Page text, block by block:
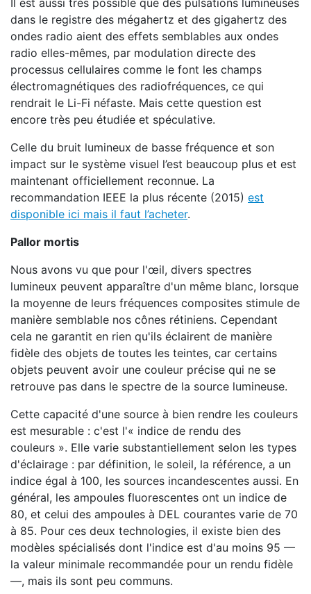
Il est aussi très possible que des pulsations lumineuses
dans le registre des mégahertz et des gigahertz des
ondes radio aient des effets semblables aux ondes
radio elles-mêmes, par modulation directe des
processus cellulaires comme le font les champs
électromagnétiques des radiofréquences, ce qui
rendrait le Li-Fi néfaste. Mais cette question est
encore très peu étudiée et spéculative.
Celle du bruit lumineux de basse fréquence et son
impact sur le système visuel l’est beaucoup plus et est
maintenant officiellement reconnue. La
recommandation IEEE la plus récente (2015) est
disponible ici mais il faut l’acheter.
Pallor mortis
Nous avons vu que pour l'œil, divers spectres
lumineux peuvent apparaître d'un même blanc, lorsque
la moyenne de leurs fréquences composites stimule de
manière semblable nos cônes rétiniens. Cependant
cela ne garantit en rien qu'ils éclairent de manière
fidèle des objets de toutes les teintes, car certains
objets peuvent avoir une couleur précise qui ne se
retrouve pas dans le spectre de la source lumineuse.
Cette capacité d'une source à bien rendre les couleurs
est mesurable : c'est l'« indice de rendu des
couleurs ». Elle varie substantiellement selon les types
d'éclairage : par définition, le soleil, la référence, a un
indice égal à 100, les sources incandescentes aussi. En
général, les ampoules fluorescentes ont un indice de
80, et celui des ampoules à DEL courantes varie de 70
à 85. Pour ces deux technologies, il existe bien des
modèles spécialisés dont l'indice est d'au moins 95 —
la valeur minimale recommandée pour un rendu fidèle
—, mais ils sont peu communs.